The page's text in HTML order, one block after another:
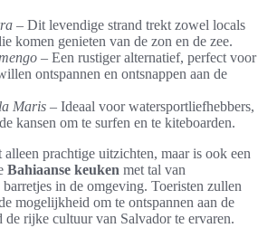
– Dit levendige strand trekt zowel locals
komen genieten van de zon en de zee.
– Een rustiger alternatief, perfect voor
ontspannen en ontsnappen aan de
Maris – Ideaal voor watersportliefhebbers,
kansen om te surfen en te kiteboarden.
prachtige uitzichten, maar is ook een
Bahiaanse keuken met tal van
barretjes in de omgeving. Toeristen zullen
mogelijkheid om te ontspannen aan de
rijke cultuur van Salvador te ervaren.